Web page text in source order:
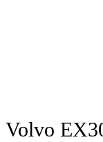
Volvo